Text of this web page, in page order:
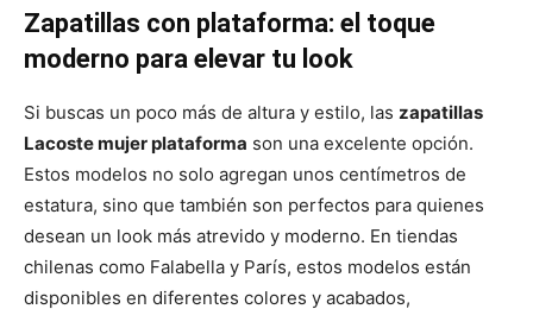
Zapatillas con plataforma: el toque
moderno para elevar tu look
Si buscas un poco más de altura y estilo, las zapatillas
Lacoste mujer plataforma son una excelente opción.
Estos modelos no solo agregan unos centímetros de
estatura, sino que también son perfectos para quienes
desean un look más atrevido y moderno. En tiendas
chilenas como Falabella y París, estos modelos están
disponibles en diferentes colores y acabados,